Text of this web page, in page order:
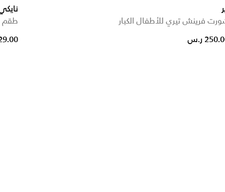
فرينش تيري للأطفال الكبار
ر.س
طقم